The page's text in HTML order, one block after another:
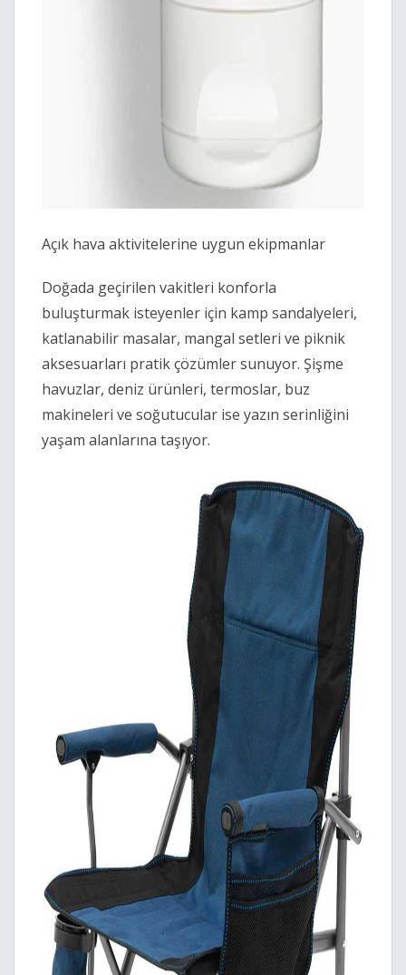
Açık hava aktivitelerine uygun ekipmanlar
Doğada geçirilen vakitleri konforla
buluşturmak isteyenler için kamp sandalyeleri,
katlanabilir masalar, mangal setleri ve piknik
aksesuarları pratik çözümler sunuyor. Şişme
havuzlar, deniz ürünleri, termoslar, buz
makineleri ve soğutucular ise yazın serinliğini
yaşam alanlarına taşıyor.